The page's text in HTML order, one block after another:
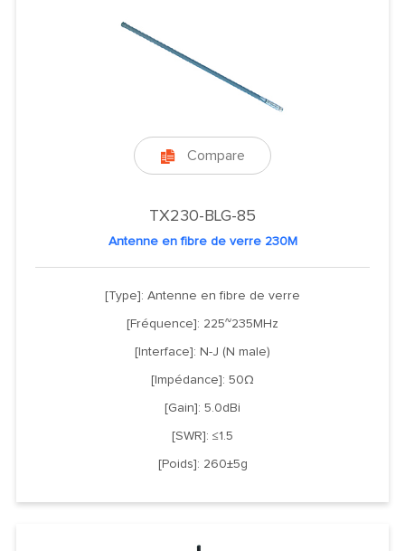
 Compare
TX230-BLG-85
Antenne en fibre de verre 230M
[Type]: Antenne en fibre de verre
[Fréquence]: 225~235MHz
[Interface]: N-J (N male)
[Impédance]: 50Ω
[Gain]: 5.0dBi
[SWR]: ≤1.5
[Poids]: 260±5g